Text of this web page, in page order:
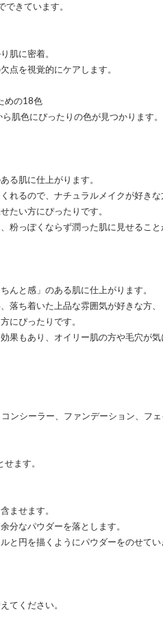
きています。
肌に密着。
点を視覚的にケアします。
めの18色
肌色にぴったりの色が見つかります。
る肌に仕上がります。
れるので、ナチュラルメイクが好きな
たい方にぴったりです。
粉っぽくならず潤った肌に見せること
んと感」のある肌に仕上がります。
落ち着いた上品な雰囲気が好きな方、
にぴったりです。
果もあり、オイリー肌の方や毛穴が気
ンシーラー、ファンデーション、フ
ます。
ませます。
分なパウダーを落とします。
と円を描くようにパウダーをのせてい
てください。